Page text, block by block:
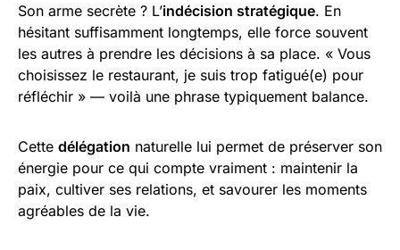
Son arme secrète ? L’indécision stratégique. En
hésitant suffisamment longtemps, elle force souvent
les autres à prendre les décisions à sa place. « Vous
choisissez le restaurant, je suis trop fatigué(e) pour
réfléchir » — voilà une phrase typiquement balance.
Cette délégation naturelle lui permet de préserver son
énergie pour ce qui compte vraiment : maintenir la
paix, cultiver ses relations, et savourer les moments
agréables de la vie.